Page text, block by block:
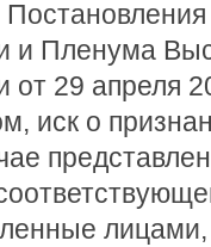
и Пленума
29 апреля
иск о